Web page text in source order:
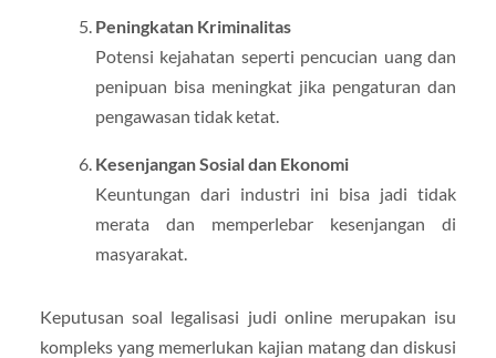
Peningkatan Kriminalitas
Potensi kejahatan seperti pencucian uang dan
penipuan bisa meningkat jika pengaturan dan
pengawasan tidak ketat.
Kesenjangan Sosial dan Ekonomi
Keuntungan dari industri ini bisa jadi tidak
merata dan memperlebar kesenjangan di
masyarakat.
Keputusan soal legalisasi judi online merupakan isu
kompleks yang memerlukan kajian matang dan diskusi